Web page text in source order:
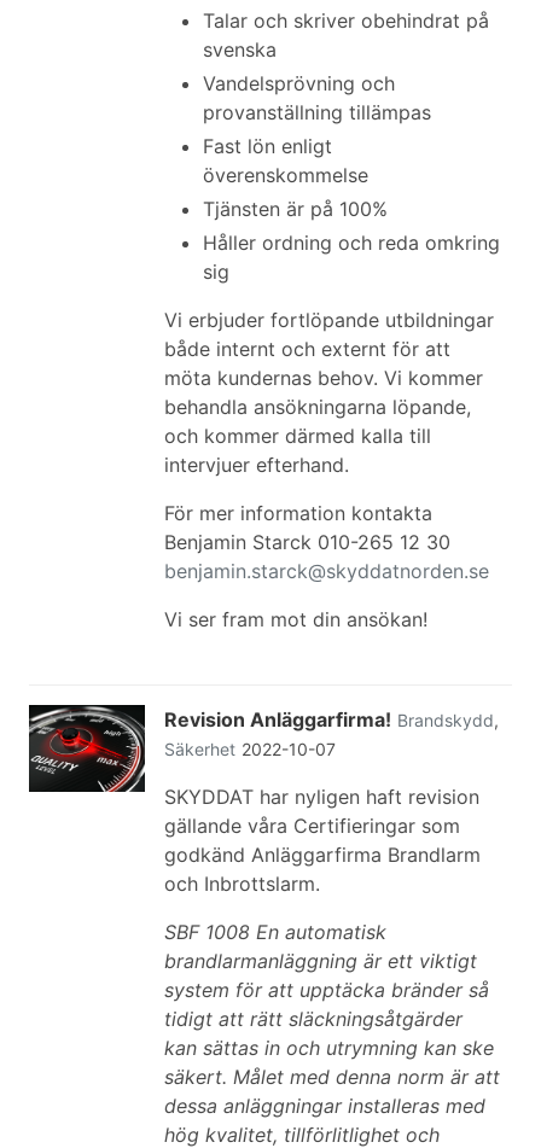
Talar och skriver obehindrat på
svenska
Vandelsprövning och
provanställning tillämpas
Fast lön enligt
överenskommelse
Tjänsten är på 100%
Håller ordning och reda omkring
sig
Vi erbjuder fortlöpande utbildningar
både internt och externt för att
möta kundernas behov. Vi kommer
behandla ansökningarna löpande,
och kommer därmed kalla till
intervjuer efterhand.
För mer information kontakta
Benjamin Starck 010-265 12 30
benjamin.starck@skyddatnorden.se
Vi ser fram mot din ansökan!
Revision Anläggarfirma! Brandskydd,
Säkerhet 2022-10-07
SKYDDAT har nyligen haft revision
gällande våra Certifieringar som
godkänd Anläggarfirma Brandlarm
och Inbrottslarm.
SBF 1008 En automatisk
brandlarmanläggning är ett viktigt
system för att upptäcka bränder så
tidigt att rätt släckningsåtgärder
kan sättas in och utrymning kan ske
säkert. Målet med denna norm är att
dessa anläggningar installeras med
hög kvalitet, tillförlitlighet och